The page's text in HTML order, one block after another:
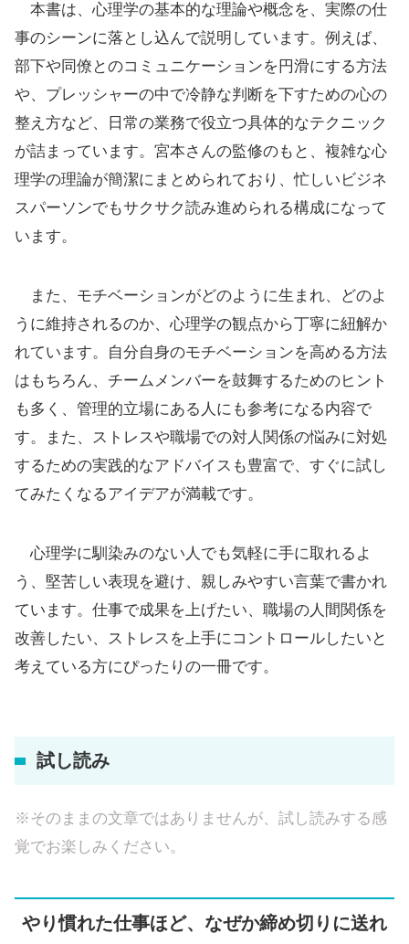
本書は、心理学の基本的な理論や概念を、実際の仕
事のシーンに落とし込んで説明しています。例えば、
部下や同僚とのコミュニケーションを円滑にする方法
や、プレッシャーの中で冷静な判断を下すための心の
整え方など、日常の業務で役立つ具体的なテクニック
が詰まっています。宮本さんの監修のもと、複雑な心
理学の理論が簡潔にまとめられており、忙しいビジネ
スパーソンでもサクサク読み進められる構成になって
います。
また、モチベーションがどのように生まれ、どのよ
うに維持されるのか、心理学の観点から丁寧に紐解か
れています。自分自身のモチベーションを高める方法
はもちろん、チームメンバーを鼓舞するためのヒント
も多く、管理的立場にある人にも参考になる内容で
す。また、ストレスや職場での対人関係の悩みに対処
するための実践的なアドバイスも豊富で、すぐに試し
てみたくなるアイデアが満載です。
心理学に馴染みのない人でも気軽に手に取れるよ
う、堅苦しい表現を避け、親しみやすい言葉で書かれ
ています。仕事で成果を上げたい、職場の人間関係を
改善したい、ストレスを上手にコントロールしたいと
考えている方にぴったりの一冊です。
試し読み
※そのままの文章ではありませんが、試し読みする感
覚でお楽しみください。
やり慣れた仕事ほど、なぜか締め切りに送れ